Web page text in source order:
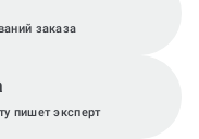
заказа
пишет эксперт